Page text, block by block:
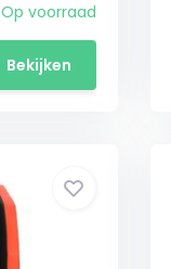
Op voorraad
Bekijken